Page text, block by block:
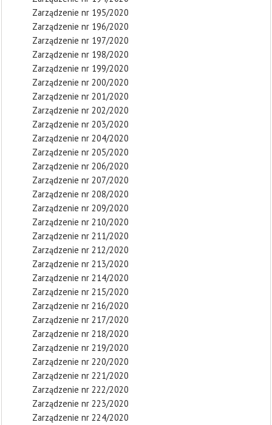
Zarządzenie nr 195/2020
Zarządzenie nr 196/2020
Zarządzenie nr 197/2020
Zarządzenie nr 198/2020
Zarządzenie nr 199/2020
Zarządzenie nr 200/2020
Zarządzenie nr 201/2020
Zarządzenie nr 202/2020
Zarządzenie nr 203/2020
Zarządzenie nr 204/2020
Zarządzenie nr 205/2020
Zarządzenie nr 206/2020
Zarządzenie nr 207/2020
Zarządzenie nr 208/2020
Zarządzenie nr 209/2020
Zarządzenie nr 210/2020
Zarządzenie nr 211/2020
Zarządzenie nr 212/2020
Zarządzenie nr 213/2020
Zarządzenie nr 214/2020
Zarządzenie nr 215/2020
Zarządzenie nr 216/2020
Zarządzenie nr 217/2020
Zarządzenie nr 218/2020
Zarządzenie nr 219/2020
Zarządzenie nr 220/2020
Zarządzenie nr 221/2020
Zarządzenie nr 222/2020
Zarządzenie nr 223/2020
Zarządzenie nr 224/2020